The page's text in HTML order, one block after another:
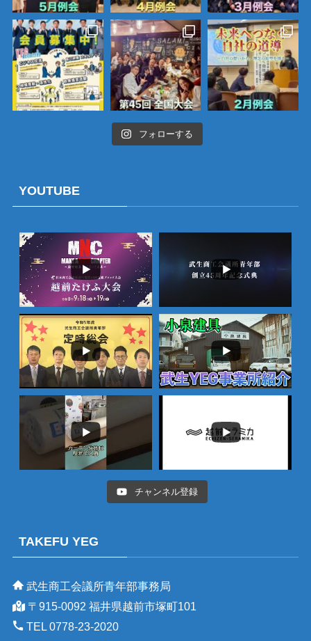
フォローする
YOUTUBE
チャンネル登録
TAKEFU YEG
武生商工会議所青年部事務局
〒915-0092 福井県越前市塚町101
TEL 0778-23-2020